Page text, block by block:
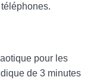
pour les
de 3 minutes